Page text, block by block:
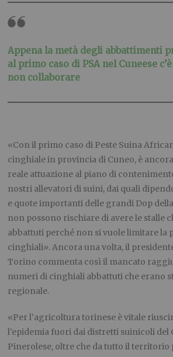
Appena la metà degli abbattimenti
al primo caso di PSA nel Cuneese
non collaborare
«Con il primo caso di Peste Suina
cinghiale in provincia di Cuneo, è
reale attuazione al piano di
nostri allevatori di suini, dai quali
e quote importanti delle grandi Dop
non possono rischiare di avere le stalle
abbattuti perché non si vuole limitare la
cinghiali». Ancora una volta, il
Torino commenta così il mancato
numeri di cinghiali abbattuti che erano
regionale.
«Per l’agricoltura torinese è vitale
l’epidemia fuori dai distretti suinicoli del
Pinerolese, oltre che da tutto il territorio